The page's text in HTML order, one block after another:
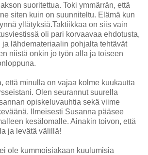
suoritettua. Toki ymmärrän, että
siten kuin on suunniteltu. Elämä kun
yllätyksiä.Taktiikkaa on siis vain
oli pari korvaavaa ehdotusta,
lähdemateriaalin pohjalta tehtävät
niistä onkin jo työn alla ja toiseen
että minulla on vajaa kolme kuukautta
Olen seurannut suurella
opiskeluvauhtia sekä viime
Ilmeisesti Susanna pääsee
kesälomalle. Ainakin toivon, että
ja levätä välillä!
ole kummoisiakaan kuulumisia